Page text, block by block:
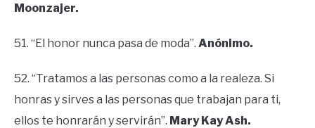
Moonzajer.
51. “El honor nunca pasa de moda”. Anónimo.
52. “Tratamos a las personas como a la realeza. Si
honras y sirves a las personas que trabajan para ti,
ellos te honrarán y servirán”. Mary Kay Ash.